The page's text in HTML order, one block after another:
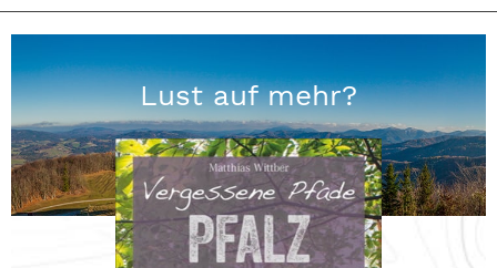
Lust auf mehr?